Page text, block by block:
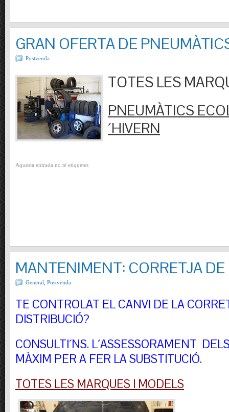
GRAN OFERTA DE
Postvenda
TOTES LES
PNEUMÀTICS
´HIVERN
Aquesta entrada no té etiquetes
MANTENIMENT: CORRETJA
General Postvenda
TE CONTROLAT EL CANVI DE LA
DISTRIBUCIÓ?
CONSULTI´NS. L´ASSESSORAMENT
MÀXIM PER A FER LA SUBSTITUCIÓ.
TOTES LES MARQUES I MODELS